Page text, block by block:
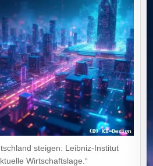
steigen: Leibniz-Institut
Wirtschaftslage.“